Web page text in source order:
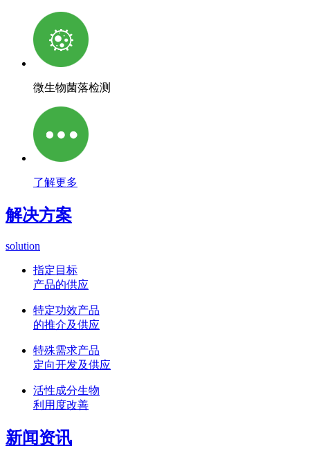
微生物菌落检测
了解更多
解决方案
solution
指定目标
产品的供应
特定功效产品
的推介及供应
特殊需求产品
定向开发及供应
活性成分生物
利用度改善
新闻资讯